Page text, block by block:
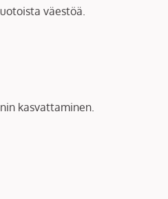
väestöä.
kasvattaminen.